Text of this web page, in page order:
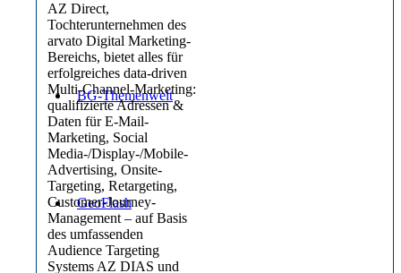
BG-Themenwelt
GeoFlash
AZ Direct,
Tochterunternehmen des
arvato Digital Marketing-
Bereichs, bietet alles für
erfolgreiches data-driven
Multi-Channel-Marketing:
qualifizierte Adressen &
Daten für E-Mail-
Marketing, Social
Media-/Display-/Mobile-
Advertising, Onsite-
Targeting, Retargeting,
Customer-Journey-
Management – auf Basis
des umfassenden
Audience Targeting
Systems AZ DIAS und